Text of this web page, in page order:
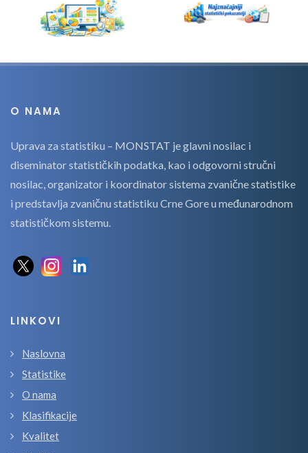
O NAMA
Uprava za statistiku – MONSTAT je glavni nosilac i
diseminator statističkih podatka, kao i odgovorni stručni
nosilac, organizator i koordinator sistema zvanične statistike
i predstavlja zvaničnu statistiku Crne Gore u međunarodnom
statističkom sistemu.
LINKOVI
Naslovna
Statistike
O nama
Klasifikacije
Kvalitet